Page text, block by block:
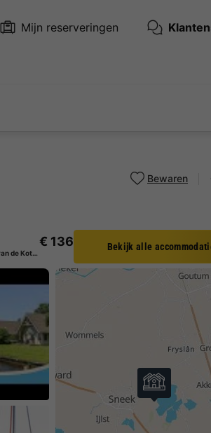
Mijn reserveringen
Tent 2 personen - Tentcaravan de Kotter
€ 136 Bekijk alle
Bewaren